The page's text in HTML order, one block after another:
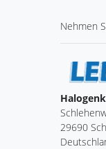
Nehmen
29690